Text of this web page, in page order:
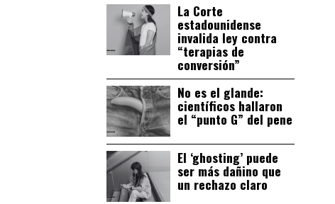
La Corte
estadounidense
invalida ley contra
“terapias de
conversión”
No es el glande:
científicos hallaron
el “punto G” del pene
El ‘ghosting’ puede
ser más dañino que
un rechazo claro